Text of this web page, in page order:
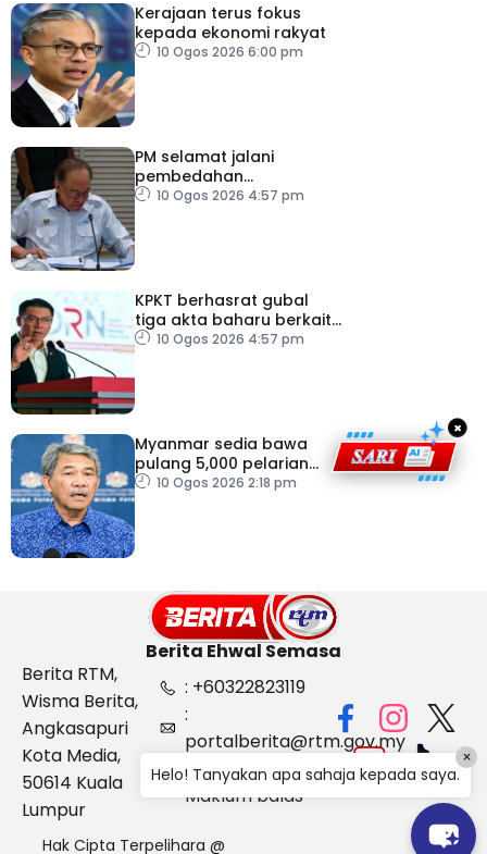
Kerajaan terus fokus
kepada ekonomi rakyat
10 Ogos 2026 6:00 pm
PM selamat jalani
pembedahan
laparoskopi rawat hernia
10 Ogos 2026 4:57 pm
KPKT berhasrat gubal
tiga akta baharu berkait
perumahan
10 Ogos 2026 4:57 pm
Myanmar sedia bawa
pulang 5,000 pelarian
guna kapal
10 Ogos 2026 2:18 pm
×
Berita Ehwal Semasa
Berita RTM,
Wisma Berita,
Angkasapuri
Kota Media,
50614 Kuala
Lumpur
: +60322823119
:
portalberita@rtm.gov.my
: Aduan &
Maklum balas
Hak Cipta Terpelihara @
Helo! Tanyakan apa sahaja kepada saya.
×